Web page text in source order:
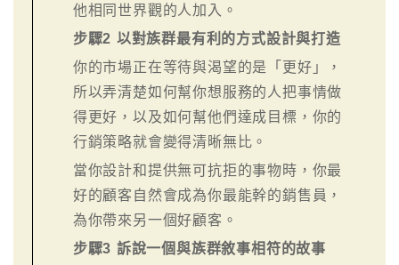
他相同世界觀的人加入。
步驟2 以對族群最有利的方式設計與打造
你的市場正在等待與渴望的是「更好」，
所以弄清楚如何幫你想服務的人把事情做
得更好，以及如何幫他們達成目標，你的
行銷策略就會變得清晰無比。
當你設計和提供無可抗拒的事物時，你最
好的顧客自然會成為你最能幹的銷售員，
為你帶來另一個好顧客。
步驟3 訴說一個與族群敘事相符的故事